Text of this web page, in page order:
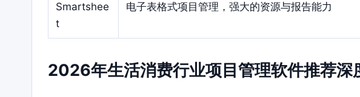
Smartshee
t
电子表格式项目管理，强大的资源与报告能力
2026年生活消费行业项目管理软件推荐深